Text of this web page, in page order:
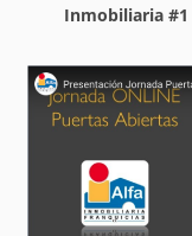
Inmobiliaria #1